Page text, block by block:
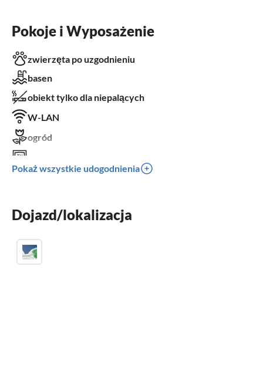
Pokoje i Wyposażenie
zwierzęta po uzgodnieniu
basen
obiekt tylko dla niepalących
W-LAN
ogród
taras
kominek
Pokaż wszystkie udogodnienia
Dojazd/lokalizacja